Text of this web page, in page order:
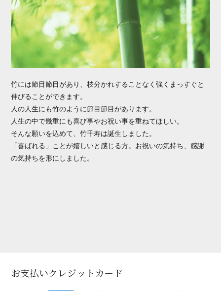
竹には節目節目があり、枝分かれすることなく強くまっすぐと
伸びることができます。
人の人生にも竹のように節目節目があります。
人生の中で幾重にも喜び事やお祝い事を重ねてほしい。
そんな願いを込めて、竹千寿は誕生しました。
「喜ばれる」ことが嬉しいと感じる方。お祝いの気持ち、感謝
の気持ちを形にしました。
お支払いクレジットカード